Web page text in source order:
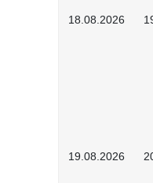
18.08.2026
19.08.2026